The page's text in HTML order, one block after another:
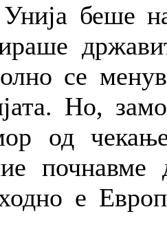
Унија беше
се
Но,
од
почнавме
е